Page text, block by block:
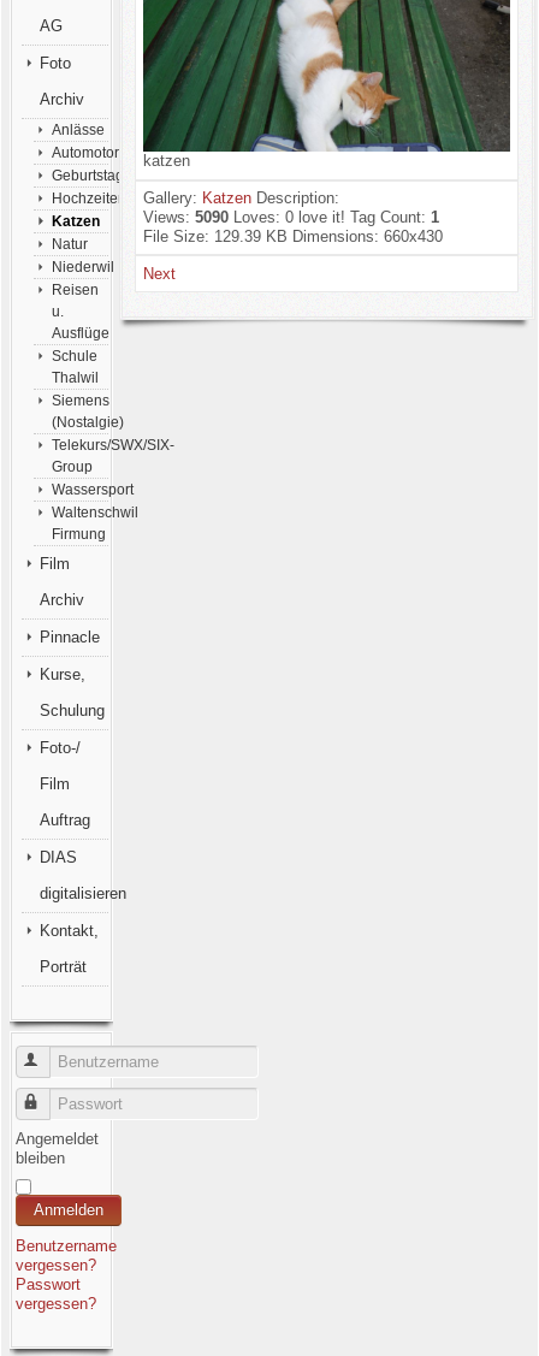
AG
Foto
Archiv
Anlässe
Automotorsport
Geburtstage
Hochzeiten
Katzen
Natur
Niederwil
Reisen
u.
Ausflüge
Schule
Thalwil
Siemens
(Nostalgie)
Telekurs/SWX/SIX-
Group
Wassersport
Waltenschwil
Firmung
Film
Archiv
Pinnacle
Kurse,
Schulung
Foto-/
Film
Auftrag
DIAS
digitalisieren
Kontakt,
Porträt
Benutzername
Passwort
Angemeldet
bleiben
Anmelden
Benutzername
vergessen?
Passwort
vergessen?
katzen
Gallery: Katzen Description:
Views:5090 Loves:0 love it! Tag Count:1
File Size: 129.39 KB Dimensions:660x430
Next